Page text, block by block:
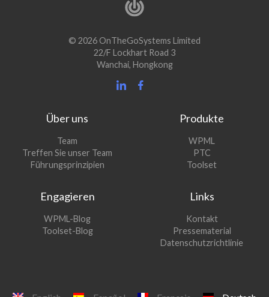
© 2026 OnTheGoSystems Limited
22/F Lockhart Road 3
Wanchai, Hongkong
Über uns
Team
Treffen Sie unser Team
Führungsprinzipien
Produkte
WPML
in
PTC(öffnet
sich
neuen
Toolset(öffnet
Fenster)
Engagieren
WPML-Blog
sich
Toolset-Blog(öffnet
Links
Kontakt
Pressematerial
Datenschutzrichtlinie